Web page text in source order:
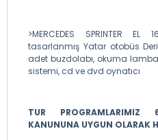
>MERCEDES SPRINTER
tasarlanmış Yatar otobüs
adet buzdolabı, okuma
sistemi, cd ve dvd oynatıcı
TUR
KANUNUNA UYGUN OLARAK